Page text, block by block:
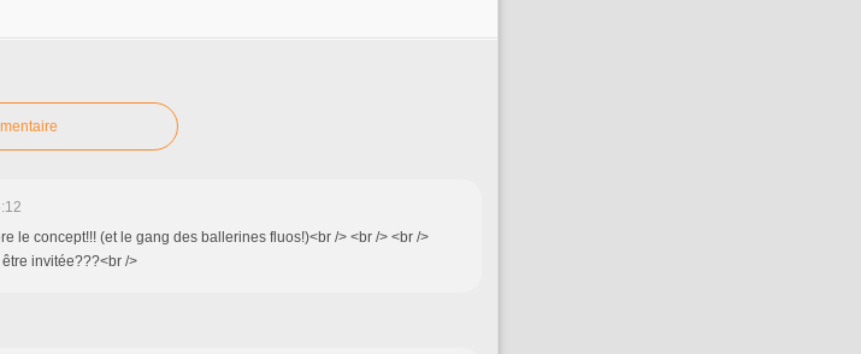
le concept!!! (et le gang des ballerines fluos!)<br /> <br /> <br />
invitée???<br />